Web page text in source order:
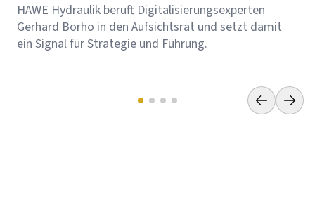
HAWE Hydraulik beruft Digitalisierungsexperten
Gerhard Borho in den Aufsichtsrat und setzt damit
ein Signal für Strategie und Führung.